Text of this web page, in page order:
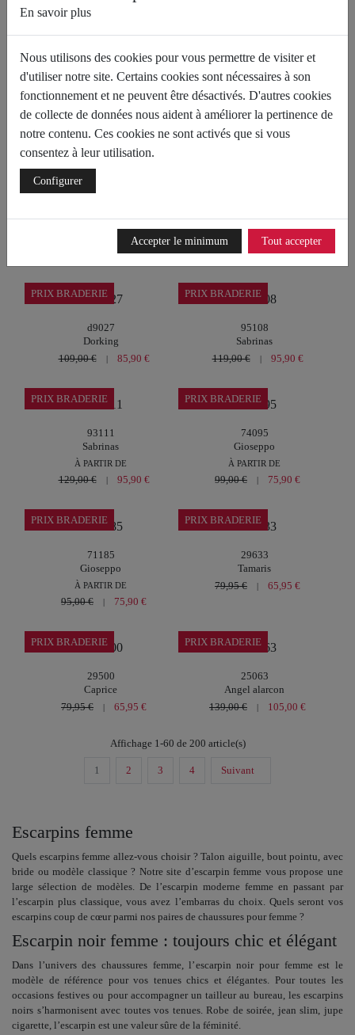
k-10770
PRIX BRADERIE
iven
Unisa
139,00 €
105,00 €
PRIX BRADERIE
hv254079
Hispanitas
PRIX BRADERIE
hv254044
125,00 €
d9092
Dorking
109,00 €
| 85,90 €
PRIX BRADERIE
d9027
Dorking
109,00 €
| 85,90 €
PRIX BRADERIE
95108
Sabrinas
119,00 €
| 95,90 €
PRIX BRADERIE
93111
Sabrinas
À PARTIR DE
129,00 € | 95,90 €
PRIX BRADERIE
74095
Gioseppo
À PARTIR DE
99,00 € | 75,90 €
PRIX BRADERIE
71185
Gioseppo
À PARTIR DE
95,00 € | 75,90 €
PRIX BRADERIE
29633
Tamaris
79,95 €
| 65,95 €
PRIX BRADERIE
29500
Caprice
79,95 €
| 65,95 €
PRIX BRADERIE
25063
Angel alarcon
139,00 €
| 105,00 €
Affichage 1-60 de 200 article(s)
1 2 3 4 Suivant
Escarpins femme
Quels escarpins femme allez-vous choisir ? Talon aiguille, bout pointu, avec
bride ou modèle classique ? Notresite d’escarpin femme vous propose une
large sélection de modèles. De l’escarpin moderne femme en passant par
l’escarpin plus classique, vous avez l’embarras du choix. Quels seront vos
escarpins coup de cœur parmi nos paires de chaussures pour femme ?
Escarpin noir femme : toujours chic et élégant
Dans l’univers des chaussures femme, l’escarpin noir pour femme est le
modèle de référence pour vos tenues chics et élégantes. Pour toutes les
occasions festives ou pour accompagner un tailleur au bureau, les escarpins
noirs s’harmonisent avec toutes vos tenues. Robe de soirée, jean slim, jupe
cigarette, l’escarpin est une valeur sûre de la féminité.
En savoir plus
Nous utilisons des cookies pour vous permettre de visiter et
d'utiliser notre site. Certains cookies sont nécessaires à son
fonctionnement et ne peuvent être désactivés. D'autres cookies
de collecte de données nous aident à améliorer la pertinence de
notre contenu. Ces cookies ne sont activés que si vous
consentez à leur utilisation.
Configurer
Accepter le minimum Tout accepter